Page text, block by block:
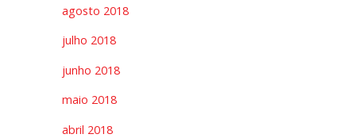
agosto 2018
julho 2018
junho 2018
maio 2018
abril 2018